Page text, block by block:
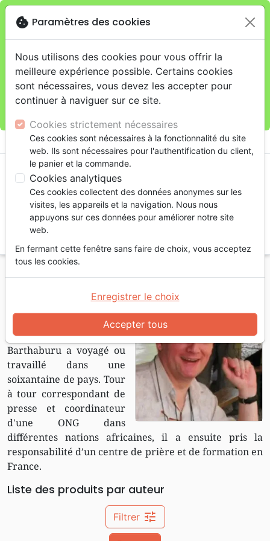
Je veux retirer ma commande au 11 rue de Rive,
Genèveclose
warningCette boutique en ligne est limitée au retrait en
magasin.
Pour les livraisons à domicile, veuillez passer vos
commandes sur la boutique La Maison de la Bible
shopping_cart
Accueil Auteurs Barthaburu Jean
Jean Barthaburu
Passionné de voyages dès
son plus jeune âge, Jean
Barthaburu a voyagé ou
travaillé dans une
soixantaine de pays. Tour
à tour correspondant de
presse et coordinateur
d'une ONG dans
différentes nations africaines, il a ensuite pris la
responsabilité d’un centre de prière et de formation en
France.
Liste des produits par auteur
Filtrer tune
cookie Paramètres des cookies
Nous utilisons des cookies pour vous offrir la
meilleure expérience possible. Certains cookies
sont nécessaires, vous devez les accepter pour
continuer à naviguer sur ce site.
Cookies strictement nécessaires
Ces cookies sont nécessaires à la fonctionnalité du site
web. Ils sont nécessaires pour l'authentification du client,
le panier et la commande.
Cookies analytiques
Ces cookies collectent des données anonymes sur les
visites, les appareils et la navigation. Nous nous
appuyons sur ces données pour améliorer notre site
web.
En fermant cette fenêtre sans faire de choix, vous acceptez
tous les cookies.
Accepter tous
Enregistrer le choix